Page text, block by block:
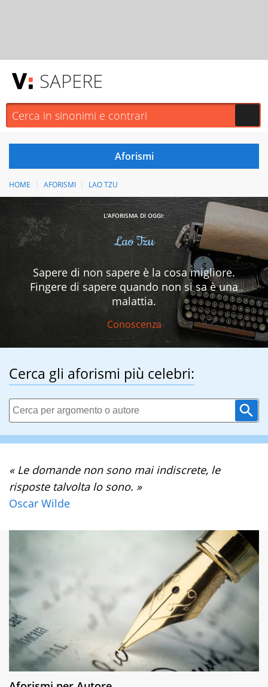
SAPERE
HOME AFORISMI LAO TZU
L'AFORISMA DI OGGI:
Lao Tzu
Sapere di non sapere è la cosa migliore.
Fingere di sapere quando non si sa è una
malattia.
Conoscenza
Cerca gli aforismi più celebri:
« Le domande non sono mai indiscrete, le
risposte talvolta lo sono. »
Oscar Wilde